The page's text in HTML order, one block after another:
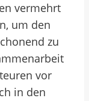
vermehrt
um den
zu
vor
in den